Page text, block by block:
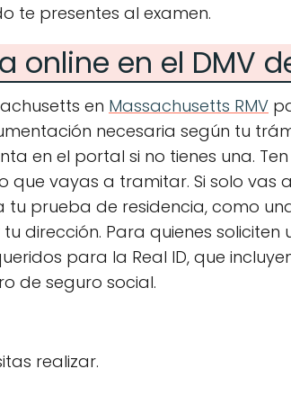
te presentes al examen.
online en el DMV
en Massachusetts RMV
necesaria según tu
en el portal si no tienes una.
vayas a tramitar. Si solo vas
prueba de residencia, como
dirección. Para quienes
para la Real ID, que
de seguro social.
realizar.